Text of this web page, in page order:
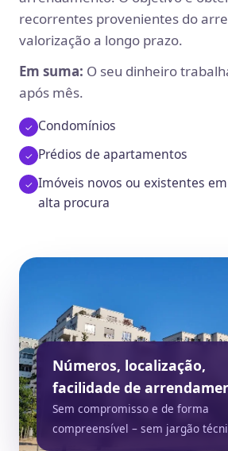
recorrentes provenientes do
valorização a longo prazo.
Em suma: O seu dinheiro
após mês.
Condomínios
Prédios de apartamentos
Imóveis novos ou existentes
alta procura
Números, localização,
facilidade de
Sem compromisso e de forma
compreensível – sem jargão